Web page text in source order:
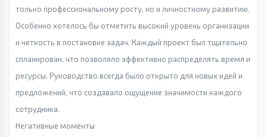
только профессиональному росту, но и личностному развитию.
Особенно хотелось бы отметить высокий уровень организации
и четкость в постановке задач. Каждый проект был тщательно
спланирован, что позволяло эффективно распределять время и
ресурсы. Руководство всегда было открыто для новых идей и
предложений, что создавало ощущение значимости каждого
сотрудника.
Негативные моменты